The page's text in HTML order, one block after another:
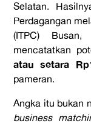
Selatan.
Perdagangan
(ITPC)
mencatatkan
atau setara
pameran.
Angka itu bukan
business